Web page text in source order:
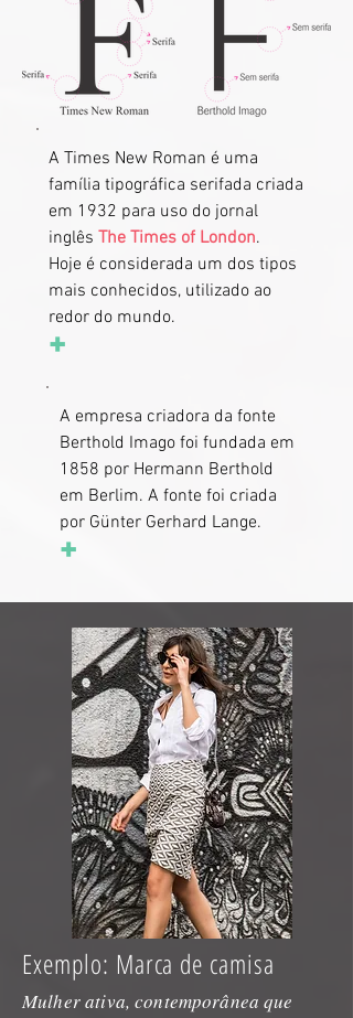
A Times New Roman é uma
família tipográfica serifada criada
em 1932 para uso do jornal
inglês The Times of London.
Hoje é considerada um dos tipos
mais conhecidos, utilizado ao
redor do mundo.
+
A empresa criadora da fonte
Berthold Imago foi fundada em
1858 por Hermann Berthold
em Berlim. A fonte foi criada
por Günter Gerhard Lange.
+
Exemplo: Marca de camisa
Mulher ativa, contemporânea que